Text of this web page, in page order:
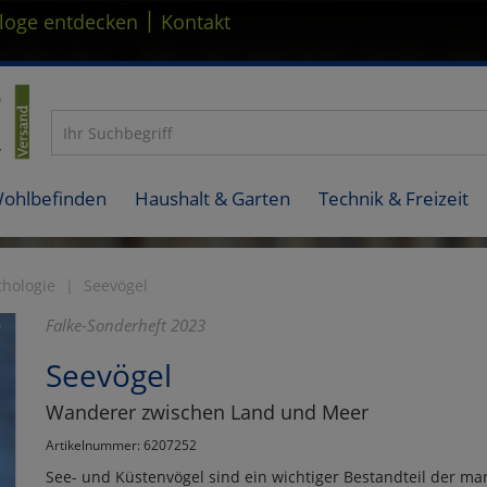
entdecken | Kontakt
Haushalt & Garten Technik & Freizeit
Seevögel
Falke-Sonderheft 2023
Seevögel
Wanderer zwischen Land und Meer
Artikelnummer: 6207252
See- und Küstenvögel sind ein wichtiger Bestandteil der